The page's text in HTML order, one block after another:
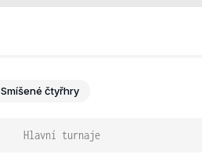
Smíšené čtyřhry
Hlavní turnaje